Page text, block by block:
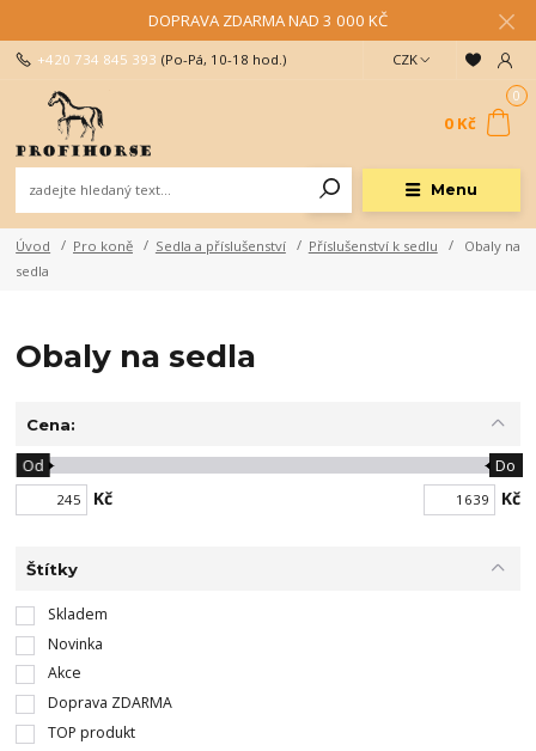
DOPRAVA ZDARMA NAD 3 000 KČ
Menu
CZK
+420 734 845 393 (Po-Pá, 10-18 hod.)
0
0 Kč
Úvod Pro koně Sedla a příslušenství Příslušenství k sedlu
Obaly na
sedla
Obaly na sedla
Cena:
Kč
Od Do
Kč
Štítky
Skladem
Novinka
Akce
Doprava ZDARMA
TOP produkt